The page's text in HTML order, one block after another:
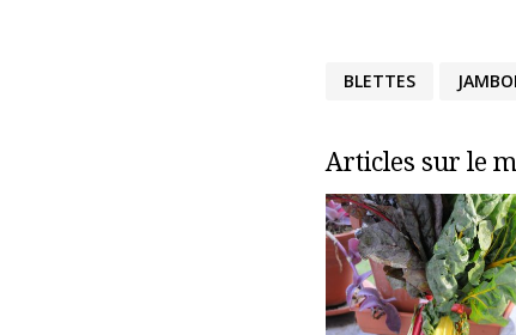
BLETTES
Articles sur le